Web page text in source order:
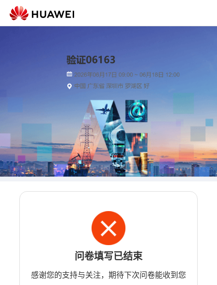
问卷填写已结束
感谢您的支持与关注，期待下次问卷能收到您